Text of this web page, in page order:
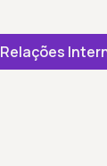
Relações